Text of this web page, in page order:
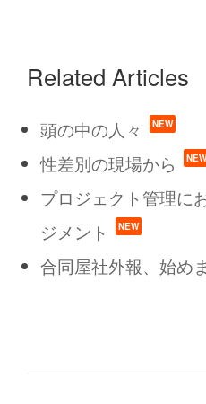
Related Articles
頭の中の人々
性差別の現場から
プロジェクト管理に
ジメント
合同屋社外報、始め